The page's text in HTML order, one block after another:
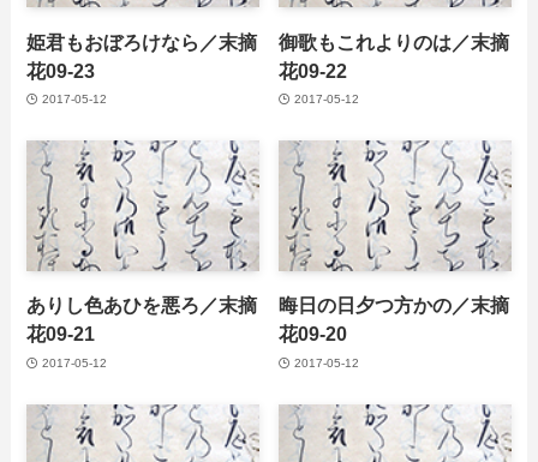
姫君もおぼろけなら／末摘
花09-23
2017-05-12
御歌もこれよりのは／末摘
花09-22
2017-05-12
ありし色あひを悪ろ／末摘
花09-21
2017-05-12
晦日の日夕つ方かの／末摘
花09-20
2017-05-12